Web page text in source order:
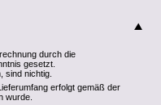
durch die
gesetzt.
sind nichtig.
erfolgt gemäß der
wurde.